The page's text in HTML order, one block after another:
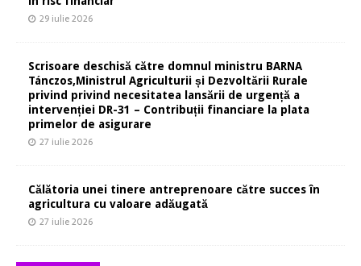
29 iulie 2026
Scrisoare deschisă către domnul ministru BARNA
Tánczos,Ministrul Agriculturii și Dezvoltării Rurale
privind privind necesitatea lansării de urgență a
intervenției DR-31 – Contribuții financiare la plata
primelor de asigurare
27 iulie 2026
Călătoria unei tinere antreprenoare către succes în
agricultura cu valoare adăugată
27 iulie 2026